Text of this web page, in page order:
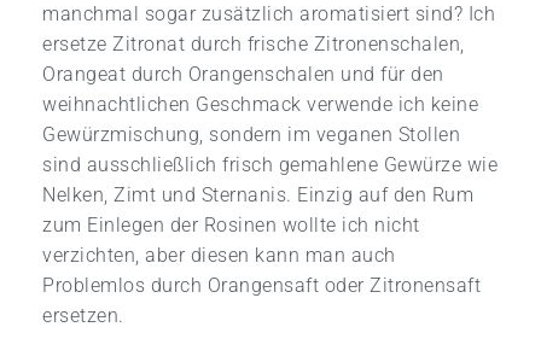
manchmal sogar zusätzlich aromatisiert sind? Ich
ersetze Zitronat durch frische Zitronenschalen,
Orangeat durch Orangenschalen und für den
weihnachtlichen Geschmack verwende ich keine
Gewürzmischung, sondern im veganen Stollen
sind ausschließlich frisch gemahlene Gewürze wie
Nelken, Zimt und Sternanis. Einzig auf den Rum
zum Einlegen der Rosinen wollte ich nicht
verzichten, aber diesen kann man auch
Problemlos durch Orangensaft oder Zitronensaft
ersetzen.